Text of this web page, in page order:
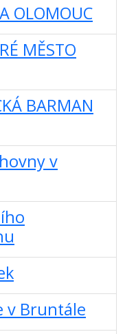
OLOMOUC
MĚSTO
BARMAN
v
v Bruntále